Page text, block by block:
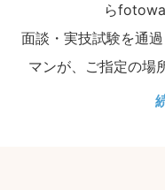
らfotowa
面談・実技試験を通
マンが、ご指定の場